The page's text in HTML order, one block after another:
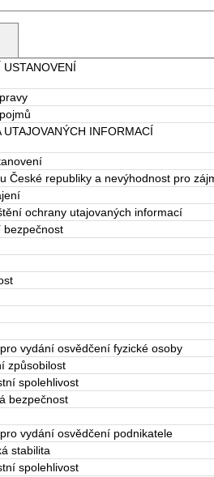
UTAJOVANÝCH INFORMACÍ
České republiky a nevýhodnost pro
ochrany utajovaných informací
bezpečnost
vydání osvědčení fyzické osoby
způsobilost
spolehlivost
bezpečnost
vydání osvědčení podnikatele
stabilita
spolehlivost
"náhradě
škod"